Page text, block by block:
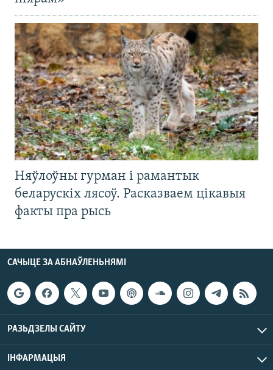
Няўлоўны гурман і рамантык
беларускіх лясоў. Расказваем цікавыя
факты пра рысь
САЧЫЦЕ ЗА АБНАЎЛЕНЬНЯМІ
РАЗЬДЗЕЛЫ САЙТУ
ІНФАРМАЦЫЯ